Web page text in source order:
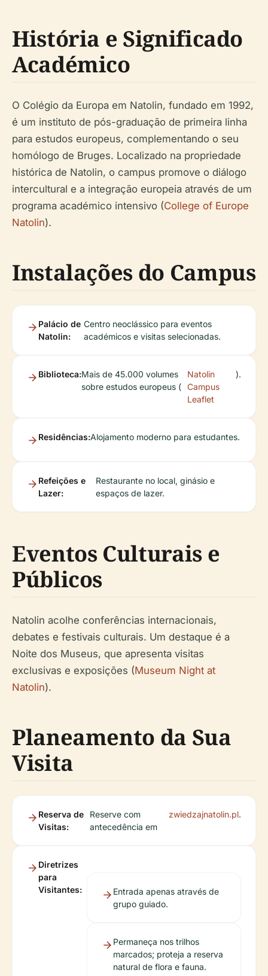
História e Significado
Académico
O Colégio da Europa em Natolin, fundado em 1992,
é um instituto de pós-graduação de primeira linha
para estudos europeus, complementando o seu
homólogo de Bruges. Localizado na propriedade
histórica de Natolin, o campus promove o diálogo
intercultural e a integração europeia através de um
programa académico intensivo (College of Europe
Natolin).
Instalações do Campus
Palácio de
Natolin:
Centro neoclássico para eventos
académicos e visitas selecionadas.
Biblioteca:Mais de 45.000 volumes
sobre estudos europeus (
Natolin
Campus
Leaflet
).
Residências:Alojamento moderno para estudantes.
Refeições e
Lazer:
Restaurante no local, ginásio e
espaços de lazer.
Eventos Culturais e
Públicos
Natolin acolhe conferências internacionais,
debates e festivais culturais. Um destaque é a
Noite dos Museus, que apresenta visitas
exclusivas e exposições (Museum Night at
Natolin).
Planeamento da Sua
Visita
Reserva de
Visitas:
Reserve com
antecedência em
zwiedzajnatolin.pl.
Diretrizes
para
Visitantes:
Entrada apenas através de
grupo guiado.
Permaneça nos trilhos
marcados; proteja a reserva
natural de flora e fauna.